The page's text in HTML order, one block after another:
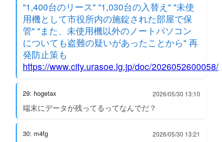
"1,400台のリース" "1,030台の入替え" "未使
用機として市役所内の施錠された部屋で保
管" "また、未使用機以外のノートパソコン
についても盗難の疑いがあったことから" 再
発防止策も
https://www.city.urasoe.lg.jp/doc/2026052600058/
29: hogetax 2026/05/30 13:10
端末にデータが残ってるってなんでだ？
30: m4fg 2026/05/30 13:21